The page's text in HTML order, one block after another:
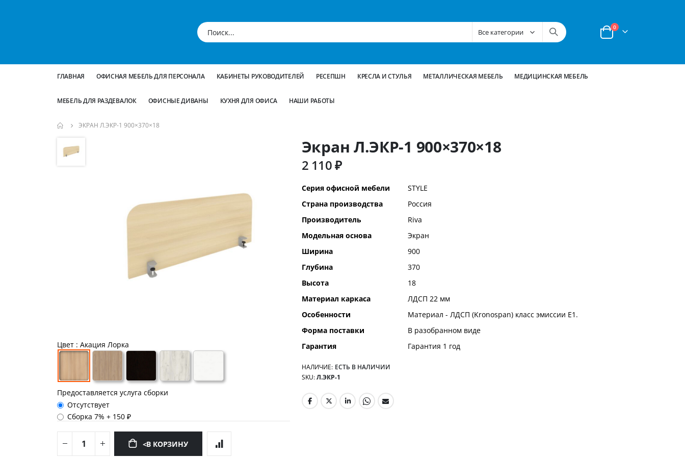
Корзина
0позиции
ГЛАВНАЯ ОФИСНАЯ МЕБЕЛЬ ДЛЯ ПЕРСОНАЛА КАБИНЕТЫ РУКОВОДИТЕЛЕЙ РЕСЕПШН КРЕСЛА И СТУЛЬЯ МЕТАЛЛИЧЕСКАЯ МЕБЕЛЬ МЕДИЦИНСКАЯ МЕБЕЛЬ
МЕБЕЛЬ ДЛЯ РАЗДЕВАЛОК ОФИСНЫЕ ДИВАНЫ КУХНЯ ДЛЯ ОФИСА НАШИ РАБОТЫ
ЭКРАН Л.ЭКР-1 900×370×18
перейти
Цвет : Акация Лорка
Предоставляется услуга сборки
Отсутствует
Сборка 7%+ 150 ₽
<В КОРЗИНУ
Экран Л.ЭКР-1 900×370×18
2 110 ₽
Дополнительная
информация
Серия офисной мебели
STYLE
Страна производства
Россия
Производитель
Riva
Модельная основа
Экран
Ширина
900
Глубина
370
Высота
18
Материал каркаса
ЛДСП 22 мм
Особенности
Материал - ЛДСП (Kronospan) класс эмиссии Е1.
Форма поставки
В разобранном виде
Гарантия
Гарантия 1 год
НАЛИЧИЕ: ЕСТЬ В НАЛИЧИИ
SKU Л.ЭКР-1